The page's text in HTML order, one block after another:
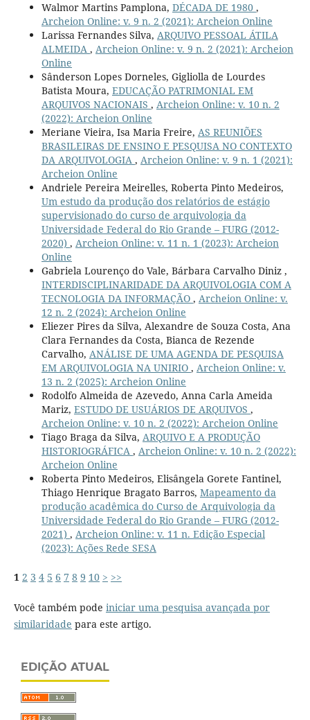
Walmor Martins Pamplona, DÉCADA DE 1980 ,
Archeion Online: v. 9 n. 2 (2021): Archeion Online
Larissa Fernandes Silva, ARQUIVO PESSOAL ÁTILA
ALMEIDA , Archeion Online: v. 9 n. 2 (2021): Archeion
Online
Sânderson Lopes Dorneles, Gigliolla de Lourdes
Batista Moura, EDUCAÇÃO PATRIMONIAL EM
ARQUIVOS NACIONAIS , Archeion Online: v. 10 n. 2
(2022): Archeion Online
Meriane Vieira, Isa Maria Freire, AS REUNIÕES
BRASILEIRAS DE ENSINO E PESQUISA NO CONTEXTO
DA ARQUIVOLOGIA , Archeion Online: v. 9 n. 1 (2021):
Archeion Online
Andriele Pereira Meirelles, Roberta Pinto Medeiros,
Um estudo da produção dos relatórios de estágio
supervisionado do curso de arquivologia da
Universidade Federal do Rio Grande – FURG (2012-
2020) , Archeion Online: v. 11 n. 1 (2023): Archeion
Online
Gabriela Lourenço do Vale, Bárbara Carvalho Diniz ,
INTERDISCIPLINARIDADE DA ARQUIVOLOGIA COM A
TECNOLOGIA DA INFORMAÇÃO , Archeion Online: v.
12 n. 2 (2024): Archeion Online
Eliezer Pires da Silva, Alexandre de Souza Costa, Ana
Clara Fernandes da Costa, Bianca de Rezende
Carvalho, ANÁLISE DE UMA AGENDA DE PESQUISA
EM ARQUIVOLOGIA NA UNIRIO , Archeion Online: v.
13 n. 2 (2025): Archeion Online
Rodolfo Almeida de Azevedo, Anna Carla Ameida
Mariz, ESTUDO DE USUÁRIOS DE ARQUIVOS ,
Archeion Online: v. 10 n. 2 (2022): Archeion Online
Tiago Braga da Silva, ARQUIVO E A PRODUÇÃO
HISTORIOGRÁFICA , Archeion Online: v. 10 n. 2 (2022):
Archeion Online
Roberta Pinto Medeiros, Elisângela Gorete Fantinel,
Thiago Henrique Bragato Barros, Mapeamento da
produção acadêmica do Curso de Arquivologia da
Universidade Federal do Rio Grande – FURG (2012-
2021) , Archeion Online: v. 11 n. Edição Especial
(2023): Ações Rede SESA
1 2 3 4 5 6 7 8 9 10 > >>
Você também pode iniciar uma pesquisa avançada por
similaridade para este artigo.
EDIÇÃO ATUAL